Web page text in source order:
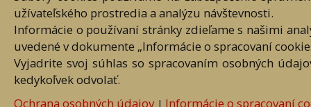
Hlavná
Akékoľvek používanie
užívateľského prostredia a analýzu návštevnosti.
Informácie o používaní stránky zdieľame s našimi
uvedené v dokumente „Informácie o spracovaní
Vyjadrite svoj súhlas so spracovaním osobných
kedykoľvek odvolať.
Ochrana osobných údajov| Informácie o spracovaní